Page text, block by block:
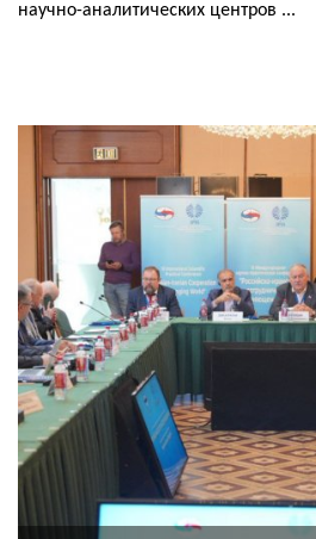
научно-аналитических центров ...